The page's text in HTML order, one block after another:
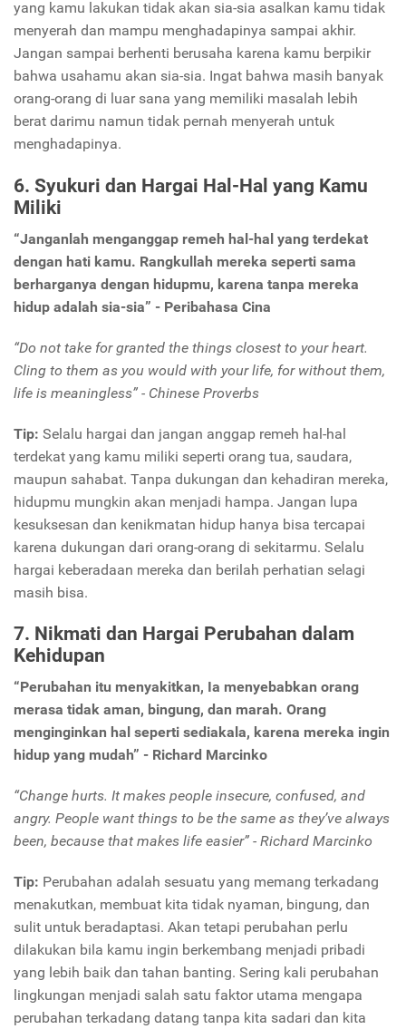
yang kamu lakukan tidak akan sia-sia asalkan kamu tidak
menyerah dan mampu menghadapinya sampai akhir.
Jangan sampai berhenti berusaha karena kamu berpikir
bahwa usahamu akan sia-sia. Ingat bahwa masih banyak
orang-orang di luar sana yang memiliki masalah lebih
berat darimu namun tidak pernah menyerah untuk
menghadapinya.
6. Syukuri dan Hargai Hal-Hal yang Kamu
Miliki
“Janganlah menganggap remeh hal-hal yang terdekat
dengan hati kamu. Rangkullah mereka seperti sama
berharganya dengan hidupmu, karena tanpa mereka
hidup adalah sia-sia” - Peribahasa Cina
“Do not take for granted the things closest to your heart.
Cling to them as you would with your life, for without them,
life is meaningless” - Chinese Proverbs
Tip: Selalu hargai dan jangan anggap remeh hal-hal
terdekat yang kamu miliki seperti orang tua, saudara,
maupun sahabat. Tanpa dukungan dan kehadiran mereka,
hidupmu mungkin akan menjadi hampa. Jangan lupa
kesuksesan dan kenikmatan hidup hanya bisa tercapai
karena dukungan dari orang-orang di sekitarmu. Selalu
hargai keberadaan mereka dan berilah perhatian selagi
masih bisa.
7. Nikmati dan Hargai Perubahan dalam
Kehidupan
“Perubahan itu menyakitkan, Ia menyebabkan orang
merasa tidak aman, bingung, dan marah. Orang
menginginkan hal seperti sediakala, karena mereka ingin
hidup yang mudah” - Richard Marcinko
“Change hurts. It makes people insecure, confused, and
angry. People want things to be the same as they’ve always
been, because that makes life easier” - Richard Marcinko
Tip: Perubahan adalah sesuatu yang memang terkadang
menakutkan, membuat kita tidak nyaman, bingung, dan
sulit untuk beradaptasi. Akan tetapi perubahan perlu
dilakukan bila kamu ingin berkembang menjadi pribadi
yang lebih baik dan tahan banting. Sering kali perubahan
lingkungan menjadi salah satu faktor utama mengapa
perubahan terkadang datang tanpa kita sadari dan kita